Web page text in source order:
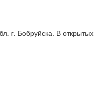
г. Бобруйска. В открытых